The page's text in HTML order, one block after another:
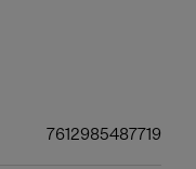
7612985487719